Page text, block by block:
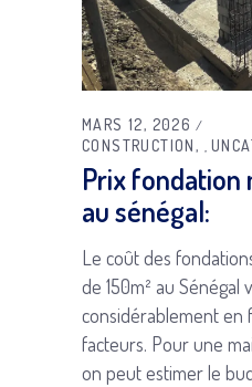
MARS 12, 2026
CONSTRUCTION
,
Prix fondation
au sénégal:
Le coût des
de 150m² au Sénégal
considérablement en
facteurs. Pour une
on peut estimer le